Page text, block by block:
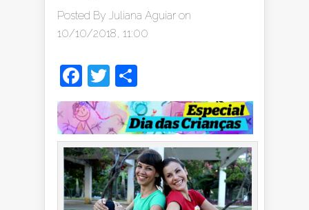
Posted By Juliana Aguiar on
10/10/2018, 11:00
Facebook
Twitter